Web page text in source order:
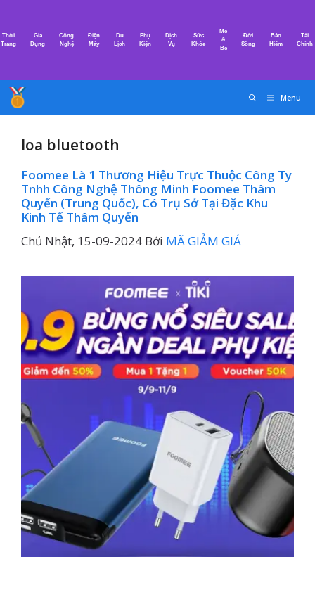
nội
Thời
Trang
Gia
Dụng
Công
Nghệ
Điện
Máy
Du
Lịch
Phụ
Kiện
Dịch
Vụ
Sức
Khỏe
Mẹ
&
Bé
Đời
Sống
Bảo
Hiểm
Tài
Chính
Menu
loa bluetooth
Foomee Là 1 Thương Hiệu Trực Thuộc Công Ty
Tnhh Công Nghệ Thông Minh Foomee Thâm
Quyến (Trung Quốc), Có Trụ Sở Tại Đặc Khu
Kinh Tế Thâm Quyến
Chủ Nhật, 15-09-2024 Bởi MÃ GIẢM GIÁ